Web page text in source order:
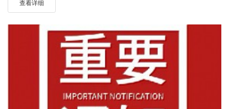
查看详细